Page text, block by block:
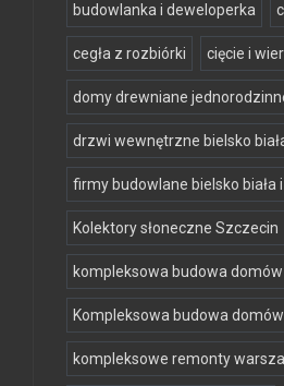
budowlanka i deweloperka
cegła z rozbiórki cięcie i
domy drewniane
drzwi wewnętrzne bielsko
firmy budowlane bielsko biała
Kolektory słoneczne Szczecin
kompleksowa budowa domów
Kompleksowa budowa
kompleksowe remonty